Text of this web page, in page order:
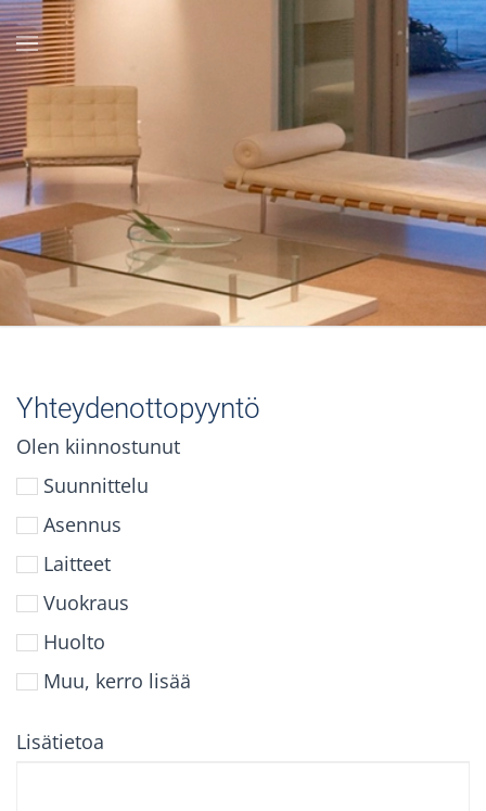
Skip to main content
Yhteydenottopyyntö
Olen kiinnostunut
Suunnittelu
Asennus
Laitteet
Vuokraus
Huolto
Muu, kerro lisää
Lisätietoa